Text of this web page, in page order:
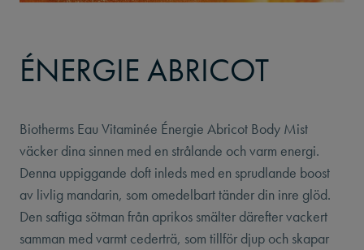
ÉNERGIE ABRICOT
Biotherms Eau Vitaminée Énergie Abricot Body Mist
väcker dina sinnen med en strålande och varm energi.
Denna uppiggande doft inleds med en sprudlande boost
av livlig mandarin, som omedelbart tänder din inre glöd.
Den saftiga sötman från aprikos smälter därefter vackert
samman med varmt cederträ, som tillför djup och skapar